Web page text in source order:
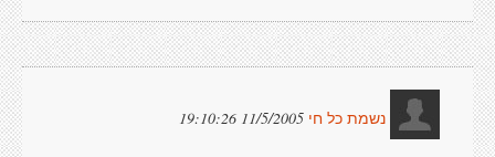
נשמת כל חי 11/5/2005 19:10:26